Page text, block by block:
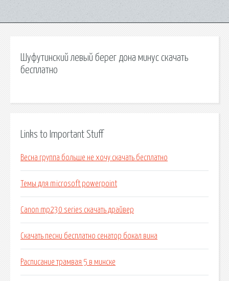
Шуфутинский левый берег дона минус скачать
бесплатно
Links to Important Stuff
Весна группа больше не хочу скачать бесплатно
Темы для microsoft powerpoint
Canon mp230 series скачать драйвер
Скачать песни бесплатно сенатор бокал вина
Расписание трамвая 5 в минске